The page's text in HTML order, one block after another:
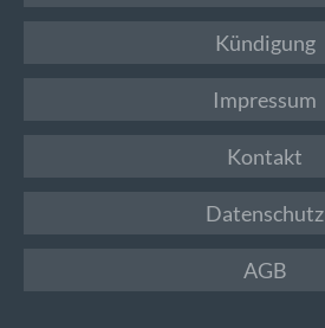
Kündigung
Impressum
Kontakt
Datenschutz
AGB